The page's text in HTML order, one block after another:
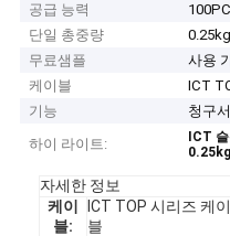
공급 능력
단일 총중량
0.25kg
무료샘플
사용
케이블
ICT
기능
청구
하이 라이트:
ICT
자세한 정보
케이
블:
ICT TOP 시리즈 케이
블